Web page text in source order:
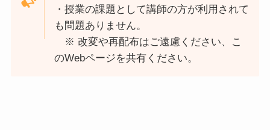
・授業の課題として講師の方が利用されて
も問題ありません。
※ 改変や再配布はご遠慮ください、こ
のWebページを共有ください。